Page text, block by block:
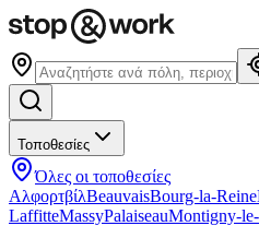
Τοποθεσίες
Όλες οι τοποθεσίες
ΑλφορτβίλBeauvaisBourg-la-Reine
LaffitteMassyPalaiseauMontigny-